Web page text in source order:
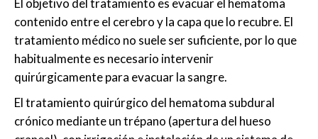
El objetivo del tratamiento es evacuar el hematoma
contenido entre el cerebro y la capa que lo recubre. El
tratamiento médico no suele ser suficiente, por lo que
habitualmente es necesario intervenir
quirúrgicamente para evacuar la sangre.
El tratamiento quirúrgico del hematoma subdural
crónico mediante un trépano (apertura del hueso